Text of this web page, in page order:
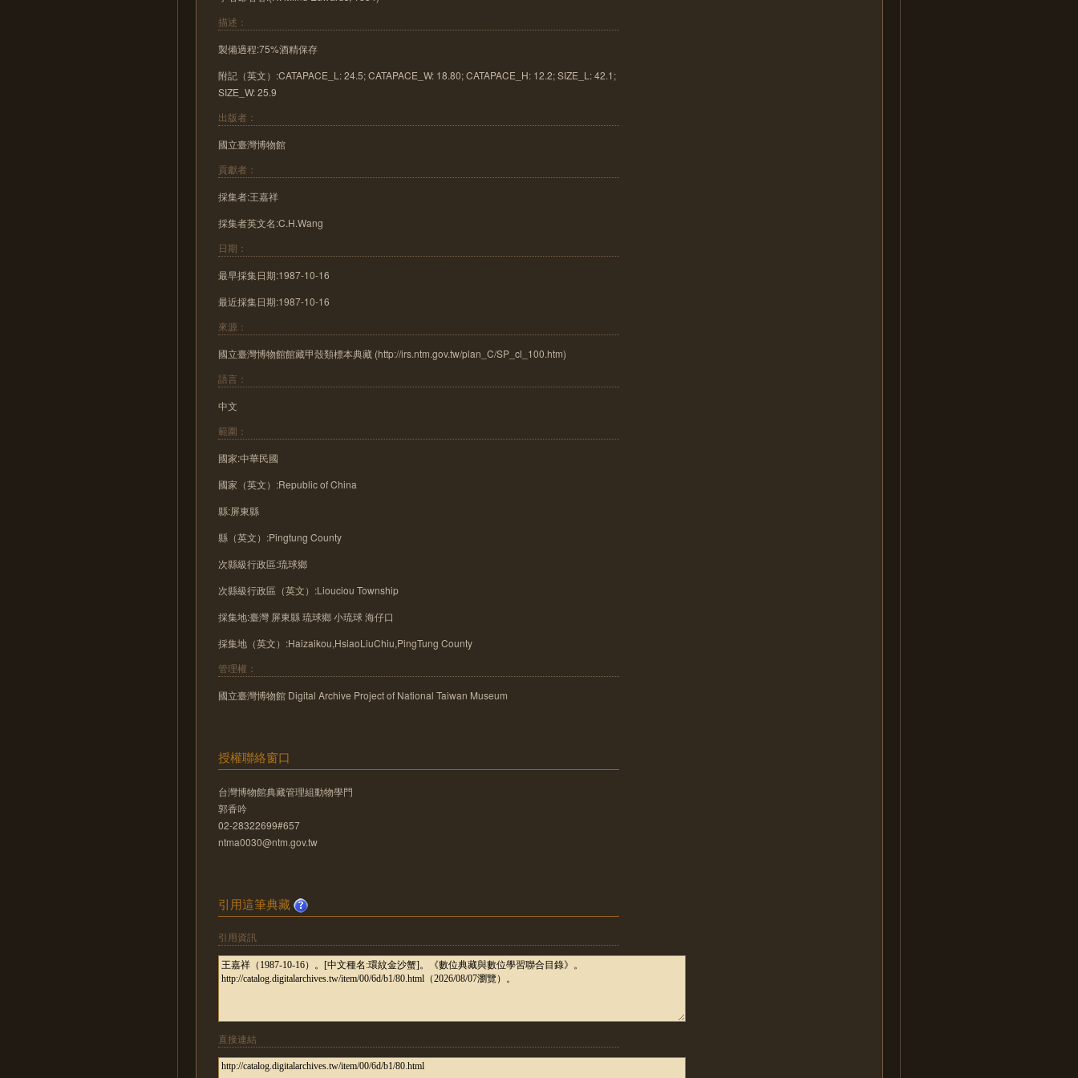
描述：
製備過程:75%酒精保存
附記（英文）:CATAPACE_L: 24.5; CATAPACE_W: 18.80; CATAPACE_H: 12.2; SIZE_L: 42.1;
SIZE_W: 25.9
出版者：
國立臺灣博物館
貢獻者：
採集者:王嘉祥
採集者英文名:C.H.Wang
日期：
最早採集日期:1987-10-16
最近採集日期:1987-10-16
來源：
國立臺灣博物館館藏甲殼類標本典藏 (http://irs.ntm.gov.tw/plan_C/SP_cl_100.htm)
語言：
中文
範圍：
國家:中華民國
國家（英文）:Republic of China
縣:屏東縣
縣（英文）:Pingtung County
次縣級行政區:琉球鄉
次縣級行政區（英文）:Liouciou Township
採集地:臺灣 屏東縣 琉球鄉 小琉球 海仔口
採集地（英文）:Haizaikou,HsiaoLiuChiu,PingTung County
管理權：
國立臺灣博物館 Digital Archive Project of National Taiwan Museum
授權聯絡窗口
台灣博物館典藏管理組動物學門
郭香吟
02-28322699#657
ntma0030@ntm.gov.tw
引用這筆典藏
引用資訊
直接連結